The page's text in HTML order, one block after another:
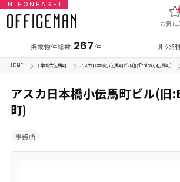
NIHONBASHI
掲載物件総数 267 件 非公開
お気に
HOME 日本橋大伝馬町 アスカ日本橋小伝馬町ビル(旧:Ethica小伝馬町)
アスカ日本橋小伝馬町ビル(旧
町)
事務所